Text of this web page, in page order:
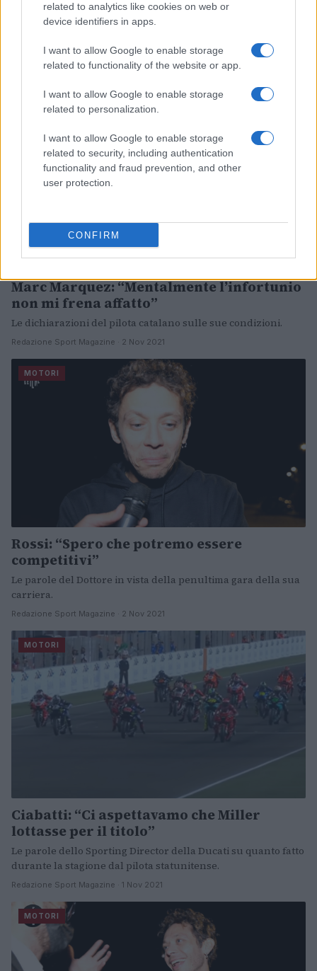
related to analytics like cookies on web or
device identifiers in apps.
I want to allow Google to enable storage
related to functionality of the website or app.
I want to allow Google to enable storage
related to personalization.
I want to allow Google to enable storage
related to security, including authentication
functionality and fraud prevention, and other
user protection.
CONFIRM
Andrea Iannone: “Sto male dentro a non
poter correre in moto e non mi passa”
Le dichiarazioni del pilota tra MotoGp e Ballando con le
Marc Marquez: “Mentalmente l’infortunio
non mi frena affatto”
Le dichiarazioni del pilota catalano sulle sue condizioni.
Redazione Sport Magazine · 2 Nov 2021
MOTORI
Rossi: “Spero che potremo essere
competitivi”
Le parole del Dottore in vista della penultima gara della sua
carriera.
Redazione Sport Magazine · 2 Nov 2021
MOTORI
Ciabatti: “Ci aspettavamo che Miller
lottasse per il titolo”
Le parole dello Sporting Director della Ducati su quanto fatto
durante la stagione dal pilota statunitense.
Redazione Sport Magazine · 1 Nov 2021
MOTORI